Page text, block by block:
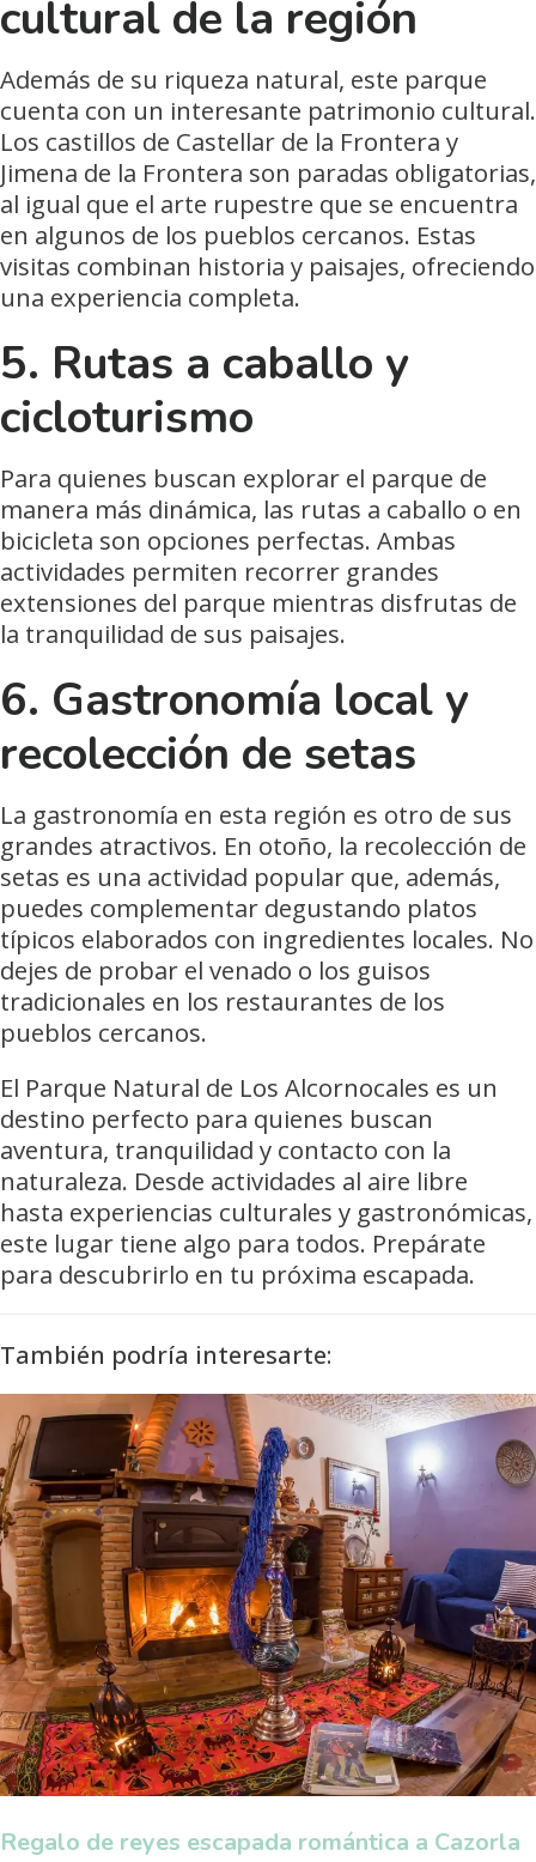
cultural de la región
Además de su riqueza natural, este parque
cuenta con un interesante patrimonio cultural.
Los castillos de Castellar de la Frontera y
Jimena de la Frontera son paradas obligatorias,
al igual que el arte rupestre que se encuentra
en algunos de los pueblos cercanos. Estas
visitas combinan historia y paisajes, ofreciendo
una experiencia completa.
5. Rutas a caballo y
cicloturismo
Para quienes buscan explorar el parque de
manera más dinámica, las rutas a caballo o en
bicicleta son opciones perfectas. Ambas
actividades permiten recorrer grandes
extensiones del parque mientras disfrutas de
la tranquilidad de sus paisajes.
6. Gastronomía local y
recolección de setas
La gastronomía en esta región es otro de sus
grandes atractivos. En otoño, la recolección de
setas es una actividad popular que, además,
puedes complementar degustando platos
típicos elaborados con ingredientes locales. No
dejes de probar el venado o los guisos
tradicionales en los restaurantes de los
pueblos cercanos.
El Parque Natural de Los Alcornocales es un
destino perfecto para quienes buscan
aventura, tranquilidad y contacto con la
naturaleza. Desde actividades al aire libre
hasta experiencias culturales y gastronómicas,
este lugar tiene algo para todos. Prepárate
para descubrirlo en tu próxima escapada.
También podría interesarte:
Regalo de reyes escapada romántica a Cazorla